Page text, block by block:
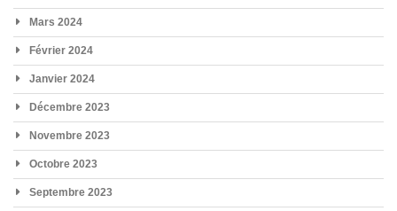
Mars 2024
Février 2024
Janvier 2024
Décembre 2023
Novembre 2023
Octobre 2023
Septembre 2023